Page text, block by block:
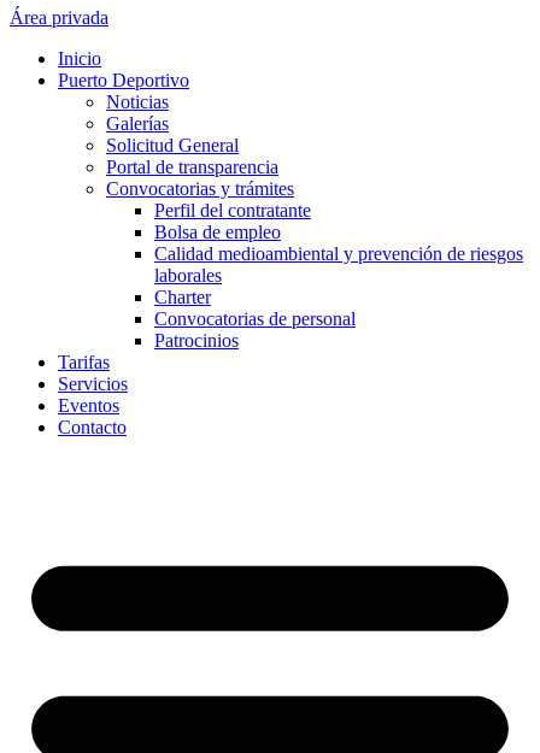
Área privada
Inicio
Puerto Deportivo
Noticias
Galerías
Solicitud General
Portal de transparencia
Convocatorias y trámites
Perfil del contratante
Bolsa de empleo
Calidad medioambiental y prevención de riesgos
laborales
Charter
Convocatorias de personal
Patrocinios
Tarifas
Servicios
Eventos
Contacto